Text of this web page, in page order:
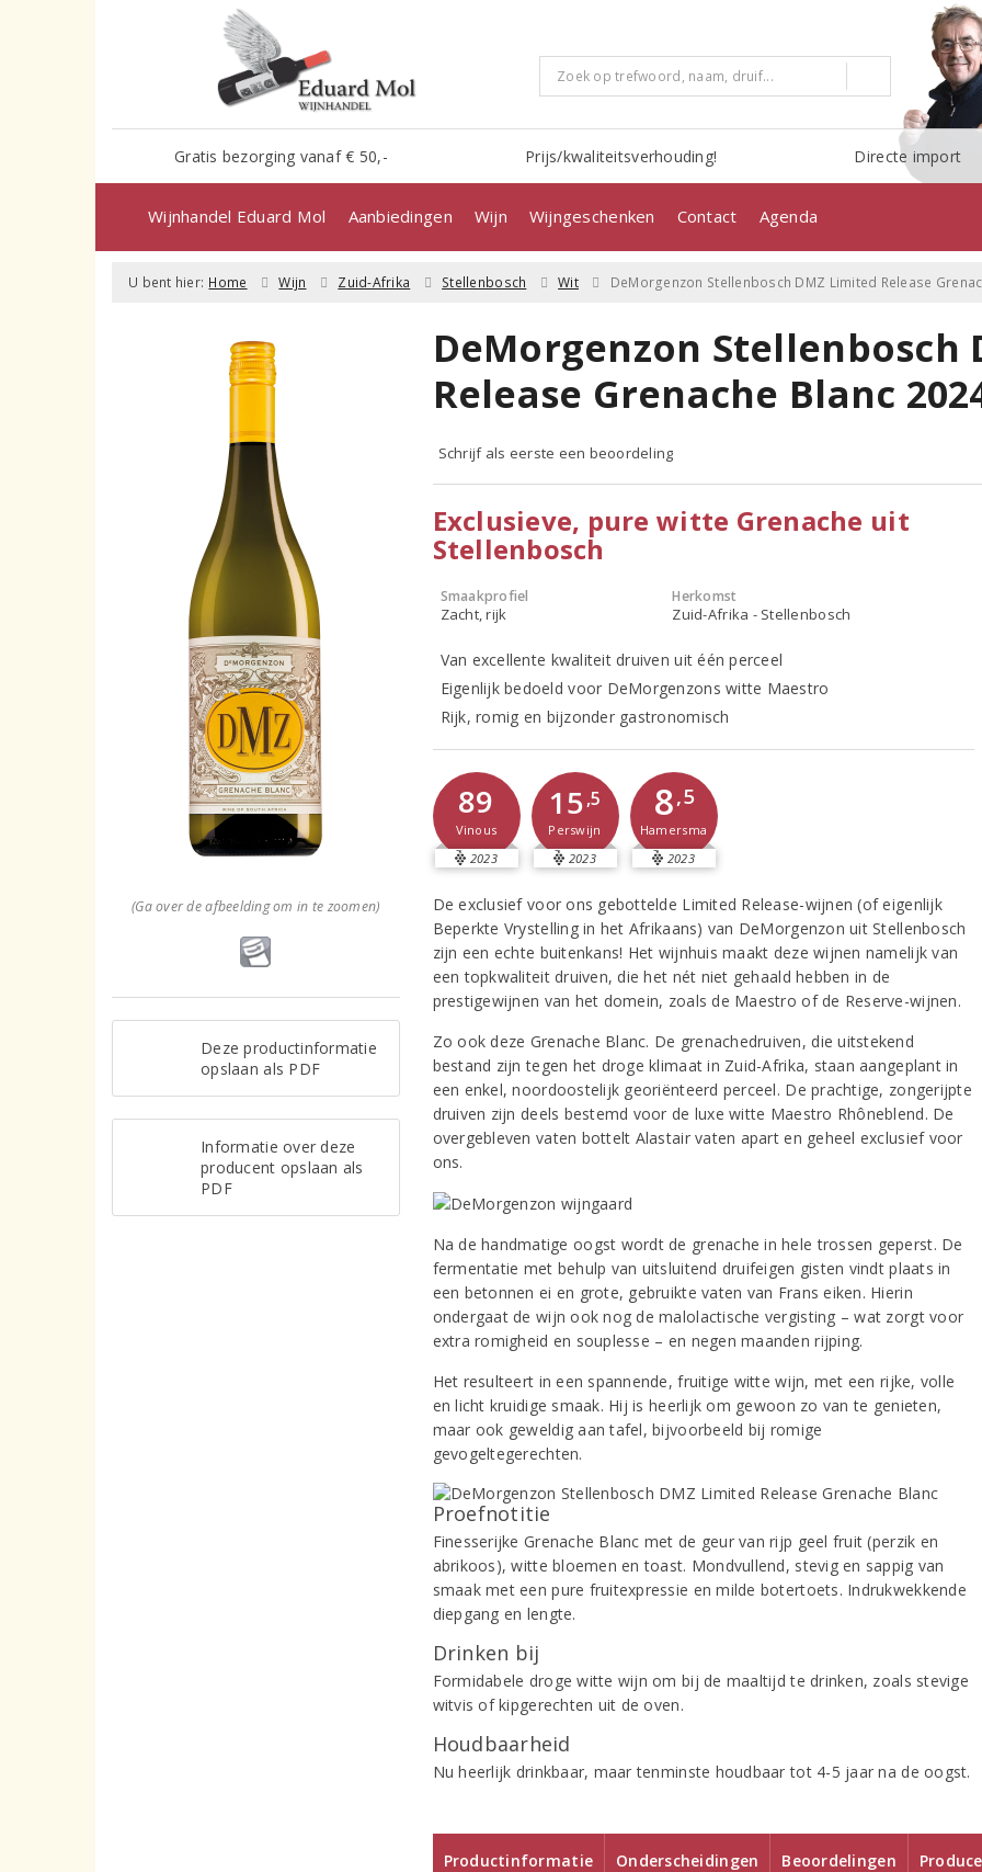
Gratis bezorging vanaf € 50,- Prijs/kwaliteitsverhouding! Directe import
Wijnhandel Eduard Mol Aanbiedingen Wijn Wijngeschenken Contact Agenda
U bent hier: Home Wijn Zuid-Afrika Stellenbosch Wit DeMorgenzon Stellenbosch DMZ Limited Release
(Ga over de afbeelding om in te zoomen)
Deze productinformatie
opslaan als PDF
Informatie over deze
producent opslaan als
PDF
DeMorgenzon Stellenbosch
Release Grenache Blanc
Schrijf als eerste een beoordeling
Exclusieve, pure witte Grenache uit
Stellenbosch
Smaakprofiel
Zacht, rijk
Herkomst
Zuid-Afrika - Stellenbosch
Van excellente kwaliteit druiven uit één perceel
Eigenlijk bedoeld voor DeMorgenzons witte Maestro
Rijk, romig en bijzonder gastronomisch
89
Vinous
2023
15,5
Perswijn
2023
8,5
Hamersma
2023
De exclusief voor ons gebottelde Limited Release-wijnen (of eigenlijk
Beperkte Vrystelling in het Afrikaans) van DeMorgenzon uit Stellenbosch
zijn een echte buitenkans! Het wijnhuis maakt deze wijnen namelijk van
een topkwaliteit druiven, die het nét niet gehaald hebben in de
prestigewijnen van het domein, zoals de Maestro of de Reserve-wijnen.
Zo ook deze Grenache Blanc. De grenachedruiven, die uitstekend
bestand zijn tegen het droge klimaat in Zuid-Afrika, staan aangeplant in
een enkel, noordoostelijk georiënteerd perceel. De prachtige, zongerijpte
druiven zijn deels bestemd voor de luxe witte Maestro Rhôneblend. De
overgebleven vaten bottelt Alastair vaten apart en geheel exclusief voor
ons.
Na de handmatige oogst wordt de grenache in hele trossen geperst. De
fermentatie met behulp van uitsluitend druifeigen gisten vindt plaats in
een betonnen ei en grote, gebruikte vaten van Frans eiken. Hierin
ondergaat de wijn ook nog de malolactische vergisting – wat zorgt voor
extra romigheid en souplesse – en negen maanden rijping.
Het resulteert in een spannende, fruitige witte wijn, met een rijke, volle
en licht kruidige smaak. Hij is heerlijk om gewoon zo van te genieten,
maar ook geweldig aan tafel, bijvoorbeeld bij romige
gevogeltegerechten.
Proefnotitie
Finesserijke Grenache Blanc met de geur van rijp geel fruit (perzik en
abrikoos), witte bloemen en toast. Mondvullend, stevig en sappig van
smaak met een pure fruitexpressie en milde botertoets. Indrukwekkende
diepgang en lengte.
Drinken bij
Formidabele droge witte wijn om bij de maaltijd te drinken, zoals stevige
witvis of kipgerechten uit de oven.
Houdbaarheid
Nu heerlijk drinkbaar, maar tenminste houdbaar tot 4-5 jaar na de oogst.
Productinformatie Onderscheidingen Beoordelingen